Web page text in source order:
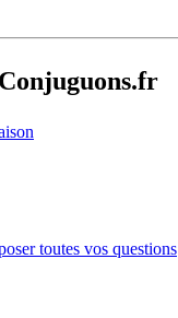
toutes vos questions